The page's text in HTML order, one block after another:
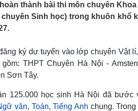
Lịch thi đấu bóng đá
Thế giới thể thao
Gia đình
Văn hóa
Sân khấu - Điện ảnh
Âm nhạc
Di sản
thành bài thi môn chuyên
Sinh học) trong khuôn khổ
ký dự tuyển vào lớp chuyên Vật
THPT Chuyên Hà Nội -
Sơn Tây.
125.000 học sinh Hà Nội đã
văn, Toán,Tiếng Anh chung.